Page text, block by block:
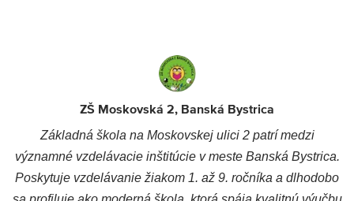
ZŠ Moskovská 2, Banská Bystrica
Základná škola na Moskovskej ulici 2 patrí medzi
významné vzdelávacie inštitúcie v meste Banská Bystrica.
Poskytuje vzdelávanie žiakom 1. až 9. ročníka a dlhodobo